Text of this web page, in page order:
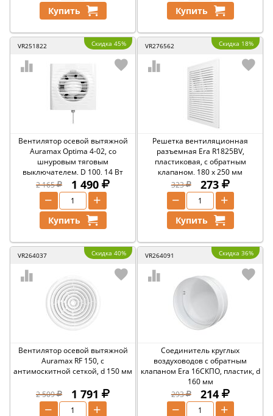
Купить Купить
VR251822 Скидка 45%
Вентилятор осевой вытяжной
Auramax Optima 4-02, со
шнуровым тяговым
выключателем, D 100, 14 Вт
2 165
1 490
+
−
Купить
VR276562 Скидка 18%
Решетка вентиляционная
разъемная Era R1825BV,
пластиковая, с обратным
клапаном, 180 x 250 мм
323
273
+
−
Купить
VR264037 Скидка 40%
Вентилятор осевой вытяжной
Auramax RF 150, с
антимоскитной сеткой, d 150 мм
2 509 1 791
+
−
VR264091 Скидка 36%
Соединитель круглых
воздуховодов с обратным
клапаном Era 16СКПО, пластик, d
160 мм
293
214
+
−